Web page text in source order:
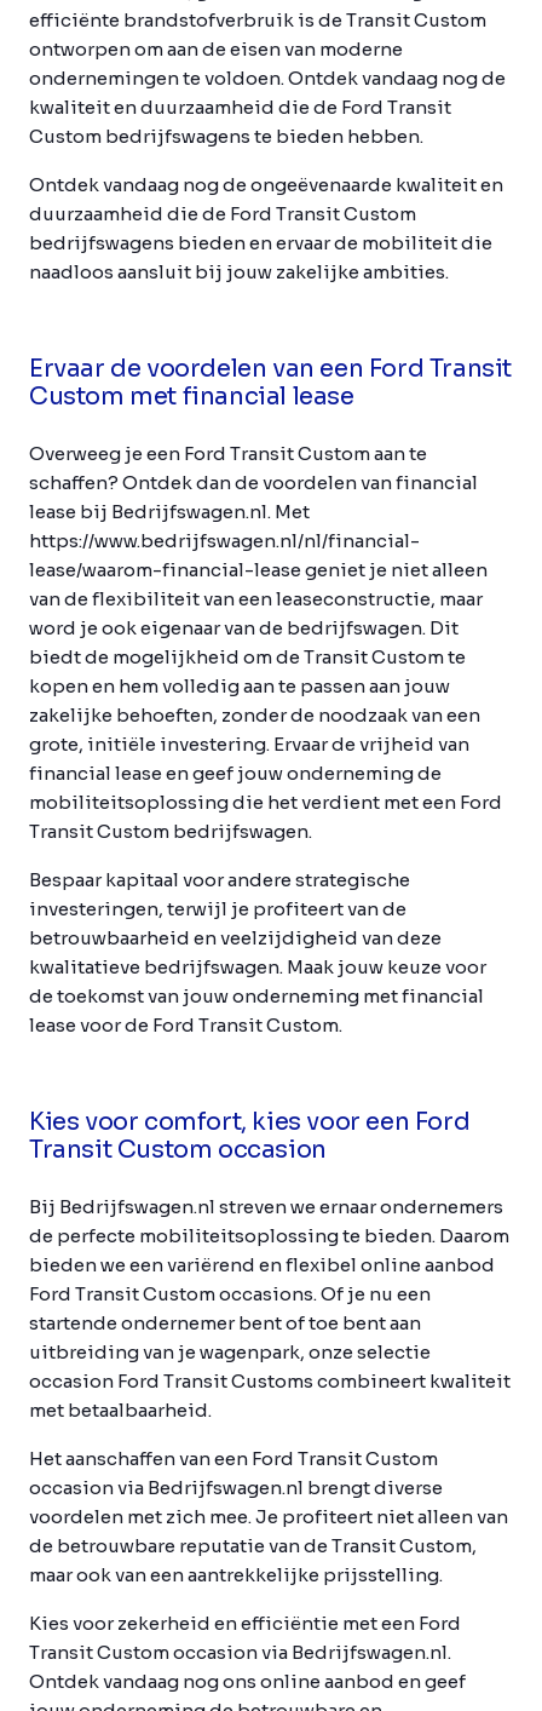
efficiënte brandstofverbruik is de Transit Custom
ontworpen om aan de eisen van moderne
ondernemingen te voldoen. Ontdek vandaag nog de
kwaliteit en duurzaamheid die de Ford Transit
Custom bedrijfswagens te bieden hebben.
Ontdek vandaag nog de ongeëvenaarde kwaliteit en
duurzaamheid die de Ford Transit Custom
bedrijfswagens bieden en ervaar de mobiliteit die
naadloos aansluit bij jouw zakelijke ambities.
Ervaar de voordelen van een Ford Transit
Custom met financial lease
Overweeg je een Ford Transit Custom aan te
schaffen? Ontdek dan de voordelen van financial
lease bij Bedrijfswagen.nl. Met
https://www.bedrijfswagen.nl/nl/financial-
lease/waarom-financial-lease geniet je niet alleen
van de flexibiliteit van een leaseconstructie, maar
word je ook eigenaar van de bedrijfswagen. Dit
biedt de mogelijkheid om de Transit Custom te
kopen en hem volledig aan te passen aan jouw
zakelijke behoeften, zonder de noodzaak van een
grote, initiële investering. Ervaar de vrijheid van
financial lease en geef jouw onderneming de
mobiliteitsoplossing die het verdient met een Ford
Transit Custom bedrijfswagen.
Bespaar kapitaal voor andere strategische
investeringen, terwijl je profiteert van de
betrouwbaarheid en veelzijdigheid van deze
kwalitatieve bedrijfswagen. Maak jouw keuze voor
de toekomst van jouw onderneming met financial
lease voor de Ford Transit Custom.
Kies voor comfort, kies voor een Ford
Transit Custom occasion
Bij Bedrijfswagen.nl streven we ernaar ondernemers
de perfecte mobiliteitsoplossing te bieden. Daarom
bieden we een variërend en flexibel online aanbod
Ford Transit Custom occasions. Of je nu een
startende ondernemer bent of toe bent aan
uitbreiding van je wagenpark, onze selectie
occasion Ford Transit Customs combineert kwaliteit
met betaalbaarheid.
Het aanschaffen van een Ford Transit Custom
occasion via Bedrijfswagen.nl brengt diverse
voordelen met zich mee. Je profiteert niet alleen van
de betrouwbare reputatie van de Transit Custom,
maar ook van een aantrekkelijke prijsstelling.
Kies voor zekerheid en efficiëntie met een Ford
Transit Custom occasion via Bedrijfswagen.nl.
Ontdek vandaag nog ons online aanbod en geef